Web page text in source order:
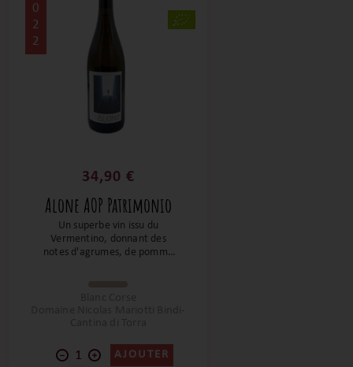
0
2
2
34,90 €
Alone AOP Patrimonio
Un superbe vin issu du
Vermentino, donnant des
notes d'agrumes, de pomme
vin et le compagnon idéal pour
tous vos apéritifs et poissons.
AJOUTER